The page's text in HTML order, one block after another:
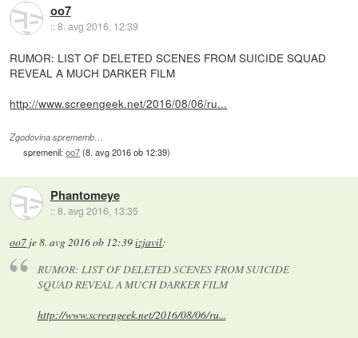
oo7
::8. avg 2016, 12:39
RUMOR: LIST OF DELETED SCENES FROM SUICIDE SQUAD
REVEAL A MUCH DARKER FILM
http://www.screengeek.net/2016/08/06/ru...
Zgodovina sprememb…
spremenil:oo7(8. avg 2016 ob 12:39)
Phantomeye
::8. avg 2016, 13:35
oo7 je8. avg 2016 ob 12:39izjavil:
RUMOR: LIST OF DELETED SCENES FROM SUICIDE
SQUAD REVEAL A MUCH DARKER FILM
http://www.screengeek.net/2016/08/06/ru...